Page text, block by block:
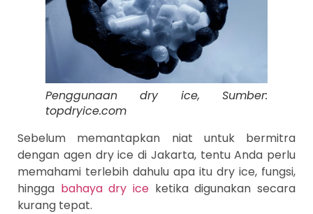
Penggunaan dry ice, Sumber:
topdryice.com
Sebelum memantapkan niat untuk bermitra
dengan agen dry ice di Jakarta, tentu Anda perlu
memahami terlebih dahulu apa itu dry ice, fungsi,
hingga bahaya dry ice ketika digunakan secara
kurang tepat.